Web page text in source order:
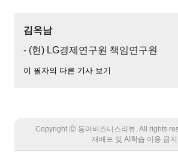
김옥남
- (현) LG경제연구원 책임연구원
이 필자의 다른 기사 보기
Copyright Ⓒ 동아비즈니스리뷰. All rights
재배포 및 AI학습 이용 금지